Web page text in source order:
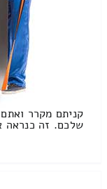
קניתם מקרר
שלכם. זה כנראה